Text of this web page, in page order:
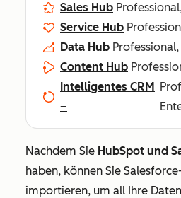
Sales Hub
Service Hub
Data Hub
Content Hub
Intelligentes CRM
–
Nachdem Sie HubSpot und
haben, können Sie
importieren, um all Ihre